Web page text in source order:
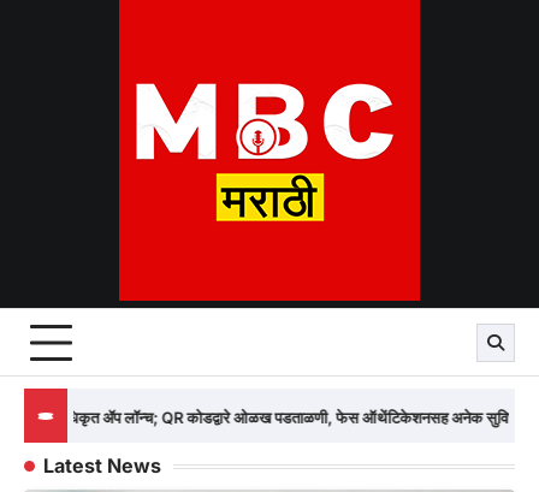
कोडद्वारे ओळख पडताळणी, फेस ऑथेंटिकेशनसह अनेक सुविधा नाशिकमध्ये औषध
Latest News